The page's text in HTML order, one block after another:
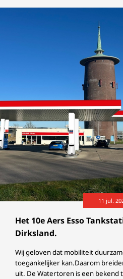
Het 10e Aers Esso
Dirksland.
11 jul.
Wij geloven dat mobiliteit
toegankelijker kan.Daarom
uit. De Watertoren is een bekend